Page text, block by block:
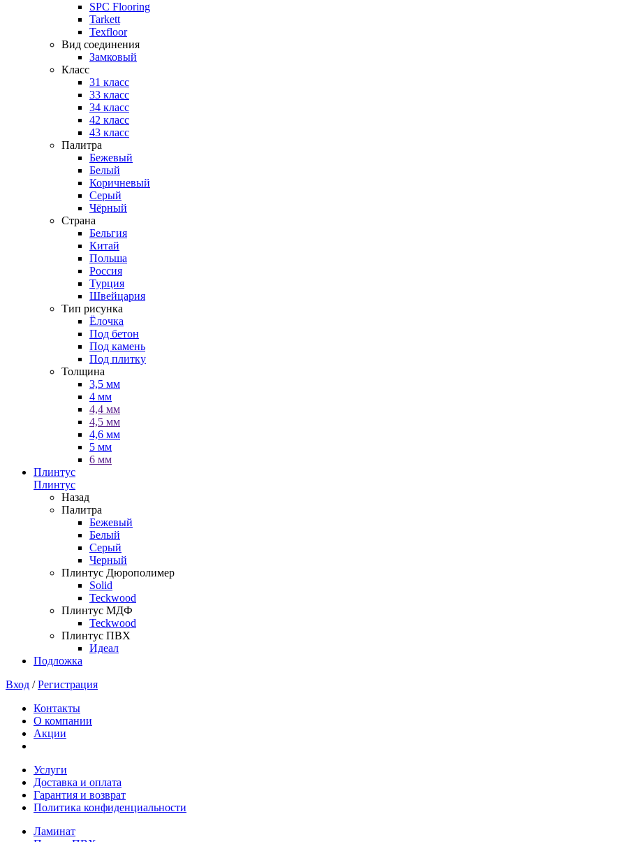
SPC Flooring
Tarkett
Texfloor
Вид соединения
Замковый
Класс
31 класс
33 класс
34 класс
42 класс
43 класс
Палитра
Бежевый
Белый
Коричневый
Серый
Чёрный
Страна
Бельгия
Китай
Польша
Россия
Турция
Швейцария
Тип рисунка
Ёлочка
Под бетон
Под камень
Под плитку
Толщина
3,5 мм
4 мм
4,4 мм
4,5 мм
4,6 мм
5 мм
6 мм
Плинтус
Плинтус
Назад
Палитра
Бежевый
Белый
Серый
Черный
Плинтус Дюрополимер
Solid
Teckwood
Плинтус МДФ
Teckwood
Плинтус ПВХ
Идеал
Подложка
Вход /Регистрация
Контакты
О компании
Акции
Услуги
Доставка и оплата
Гарантия и возврат
Политика конфиденциальности
Ламинат